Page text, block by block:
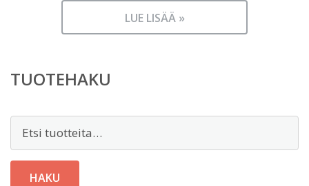
LUE LISÄÄ »
TUOTEHAKU
Etsi:
HAKU